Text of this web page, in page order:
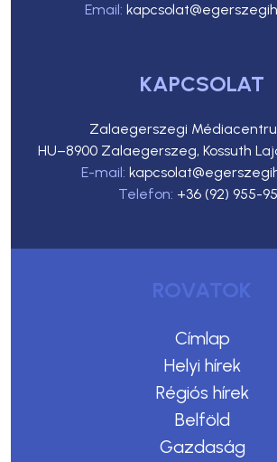
Email:
KAPCSOLAT
Zalaegerszegi
HU–8900 Zalaegerszeg, Kossuth
E-mail:
Telefon: +36 (92) 955-
ROVATOK
Címlap
Helyi hírek
Régiós hírek
Belföld
Gazdaság